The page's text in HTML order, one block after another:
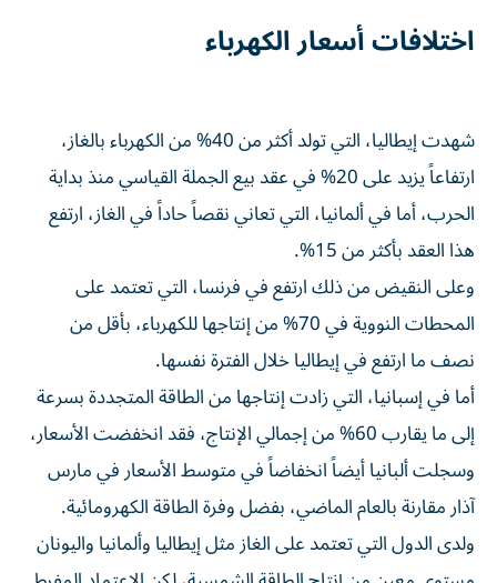
اختلافات أسعار الكهرباء
شهدت إيطاليا، التي تولد أكثر من 40% من الكهرباء بالغاز،
ارتفاعاً يزيد على 20% في عقد بيع الجملة القياسي منذ بداية
الحرب، أما في ألمانيا، التي تعاني نقصاً حاداً في الغاز، ارتفع
هذا العقد بأكثر من 15%.
وعلى النقيض من ذلك ارتفع في فرنسا، التي تعتمد على
المحطات النووية في 70% من إنتاجها للكهرباء، بأقل من
نصف ما ارتفع في إيطاليا خلال الفترة نفسها.
أما في إسبانيا، التي زادت إنتاجها من الطاقة المتجددة بسرعة
إلى ما يقارب 60% من إجمالي الإنتاج، فقد ​انخفضت الأسعار،
وسجلت ألبانيا ‌أيضاً انخفاضاً في متوسط الأسعار في مارس
آذار مقارنة بالعام الماضي، بفضل وفرة الطاقة الكهرومائية.
ولدى الدول التي تعتمد على الغاز ‌مثل إيطاليا وألمانيا واليونان